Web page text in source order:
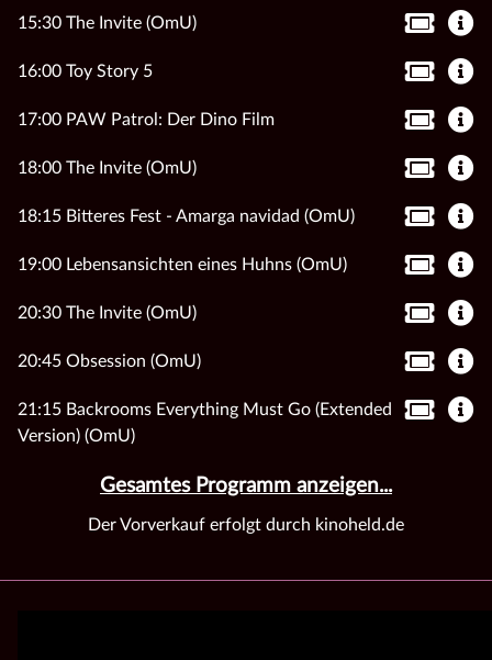
15:30 The Invite (OmU)
16:00 Toy Story 5
17:00 PAW Patrol: Der Dino Film
18:00 The Invite (OmU)
18:15 Bitteres Fest - Amarga navidad (OmU)
19:00 Lebensansichten eines Huhns (OmU)
20:30 The Invite (OmU)
20:45 Obsession (OmU)
21:15 Backrooms Everything Must Go (Extended
Version) (OmU)
Gesamtes Programm anzeigen...
Der Vorverkauf erfolgt durch kinoheld.de